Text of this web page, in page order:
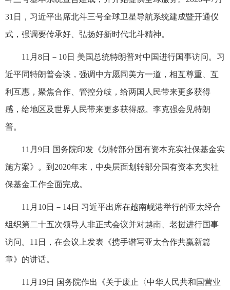
31日，习近平出席北斗三号全球卫星导航系统建成暨开通仪
式，强调要传承好、弘扬好新时代北斗精神。
11月8日－10日 美国总统特朗普对中国进行国事访问。习
近平同特朗普会谈，强调中方愿同美方一道，相互尊重、互
利互惠，聚焦合作、管控分歧，给两国人民带来更多获得
感，给地区及世界人民带来更多获得感。李克强会见特朗
普。
11月9日 国务院印发《划转部分国有资本充实社保基金实
施方案》。到2020年末，中央层面划转部分国有资本充实社
保基金工作全面完成。
11月10日－14日 习近平出席在越南岘港举行的亚太经合
组织第二十五次领导人非正式会议并对越南、老挝进行国事
访问。11日，在会议上发表《携手谱写亚太合作共赢新篇
章》的讲话。
11月19日 国务院作出《关于废止〈中华人民共和国营业